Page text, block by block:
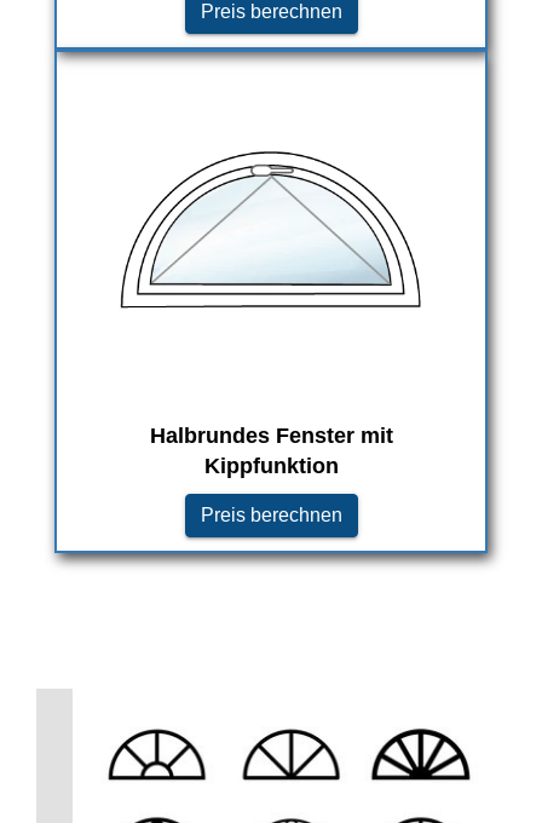
Preis berechnen
Halbrundes Fenster mit
Kippfunktion
Preis berechnen